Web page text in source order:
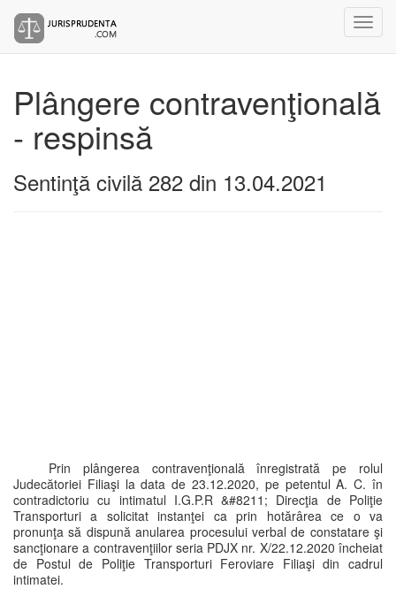
Plângere contravenţională
- respinsă
Sentinţă civilă 282 din 13.04.2021
Prin plângerea contravenţională înregistrată pe rolul
Judecătoriei Filiaşi la data de 23.12.2020, pe petentul A. C. în
contradictoriu cu intimatul I.G.P.R &#8211; Direcţia de Poliţie
Transporturi a solicitat instanţei ca prin hotărârea ce o va
pronunţa să dispună anularea procesului verbal de constatare şi
sancţionare a contravenţiilor seria PDJX nr. X/22.12.2020 încheiat
de Postul de Poliţie Transporturi Feroviare Filiaşi din cadrul
intimatei.